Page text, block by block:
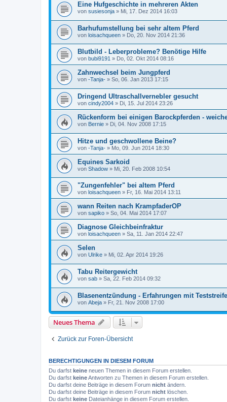
Eine Hufgeschichte in mehreren Akten
von susiesonja » Mi, 17. Dez 2014 16:03
Barhufumstellung bei sehr altem Pferd
von loisachqueen » Do, 20. Nov 2014 21:36
Blutbild - Leberprobleme? Benötige Hilfe
von bubi9191 » Do, 02. Okt 2014 08:16
Zahnwechsel beim Jungpferd
von -Tanja- » So, 06. Jan 2013 17:15
Dringend Ultraschallvernebler gesucht
von cindy2004 » Di, 15. Jul 2014 23:26
Rückenform bei einigen Barockpferden -
von Bernie » Di, 04. Nov 2008 17:15
Hitze und geschwollene Beine?
von -Tanja- » Mo, 09. Jun 2014 18:30
Equines Sarkoid
von Shadow » Mi, 20. Feb 2008 10:54
"Zungenfehler" bei altem Pferd
von loisachqueen » Fr, 16. Mai 2014 13:11
wann Reiten nach KrampfaderOP
von sapiko » So, 04. Mai 2014 17:07
Diagnose Gleichbeinfraktur
von loisachqueen » Sa, 11. Jan 2014 22:47
Selen
von Ulrike » Mi, 02. Apr 2014 19:26
Tabu Reitergewicht
von sab » Sa, 22. Feb 2014 09:32
Blasenentzündung - Erfahrungen mit
von Abeja » Fr, 21. Nov 2008 17:00
Neues Thema
Zurück zur Foren-Übersicht
BERECHTIGUNGEN IN DIESEM FORUM
Du darfst keine neuen Themen in diesem Forum erstellen.
Du darfst keineAntworten zu Themen in diesem Forum erstellen.
Du darfst deine Beiträge in diesem Forum nicht ändern.
Du darfst deine Beiträge in diesem Forum nicht löschen.
Du darfst keine Dateianhänge in diesem Forum erstellen.